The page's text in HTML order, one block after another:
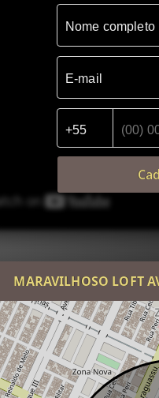
MARAVILHOSO LOFT